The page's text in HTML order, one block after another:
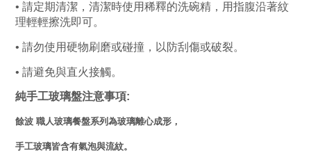
• 請定期清潔， 清潔時使用稀釋的洗碗精，用指腹沿著紋
理輕輕擦洗即可。
• 請勿使用硬物刷磨或碰撞，以防刮傷或破裂。
• 請避免與直火接觸。
純手工玻璃盤注意事項:
餘波 職人玻璃餐盤系列為玻璃離心成形，
手工玻璃皆含有氣泡與流紋。